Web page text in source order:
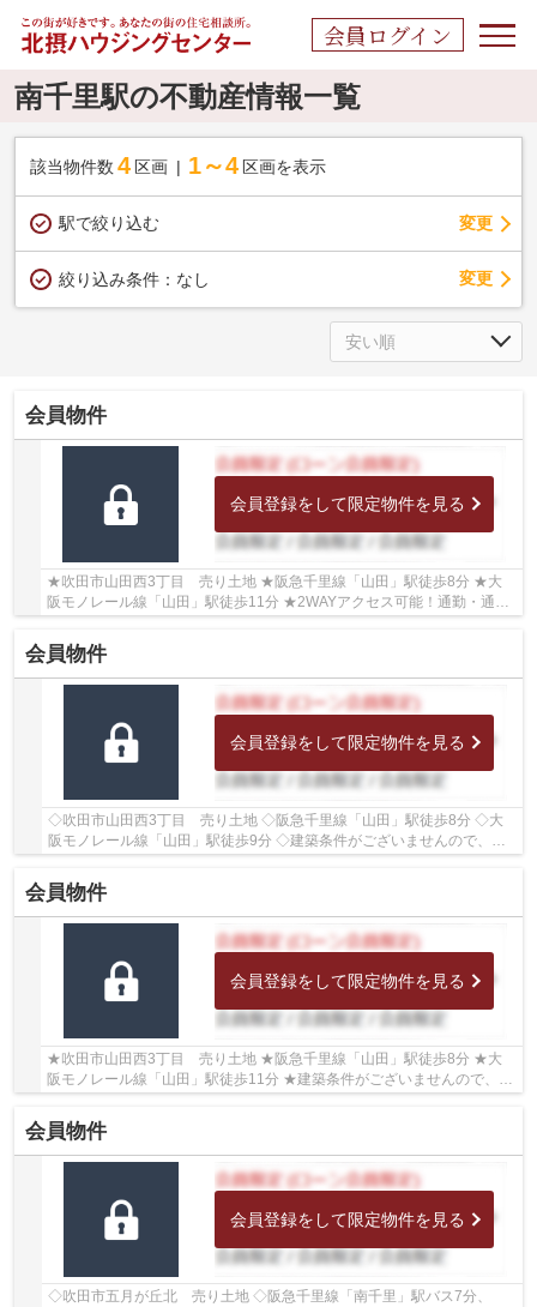
会員ログイン
南千里駅の不動産情報一覧
該当物件数 4 区画 1～4 区画を表示
駅で絞り込む 変更
絞り込み条件： なし 変更
会員物件
会員登録をして限定物件を見る
★吹田市山田西3丁目 売り土地 ★阪急千里線「山田」駅徒歩8分 ★大
阪モノレール線「山田」駅徒歩11分 ★2WAYアクセス可能！通勤・通
会員物件
会員登録をして限定物件を見る
◇吹田市山田西3丁目 売り土地 ◇阪急千里線「山田」駅徒歩8分 ◇大
阪モノレール線「山田」駅徒歩9分 ◇建築条件がございませんので、お
好きなハウスメーカー・工務店にて建築いただけま...
会員物件
会員登録をして限定物件を見る
★吹田市山田西3丁目 売り土地 ★阪急千里線「山田」駅徒歩8分 ★大
阪モノレール線「山田」駅徒歩11分 ★建築条件がございませんので、お
好きな工務店・ハウスメーカーで建築可能！ ★土地...
会員物件
会員登録をして限定物件を見る
◇吹田市五月が丘北 売り土地 ◇阪急千里線「南千里」駅バス7分、